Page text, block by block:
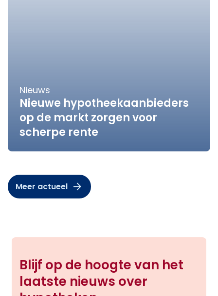
Nieuws
Nieuwe hypotheekaanbieders
op de markt zorgen voor
scherpe rente
Meer actueel
Blijf op de hoogte van het
laatste nieuws over